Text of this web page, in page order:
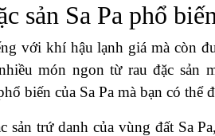
sản Sa Pa phổ biến
với khí hậu lạnh giá mà còn
món ngon từ rau đặc sản
biến của Sa Pa mà bạn có thể
sản trứ danh của vùng đất Sa